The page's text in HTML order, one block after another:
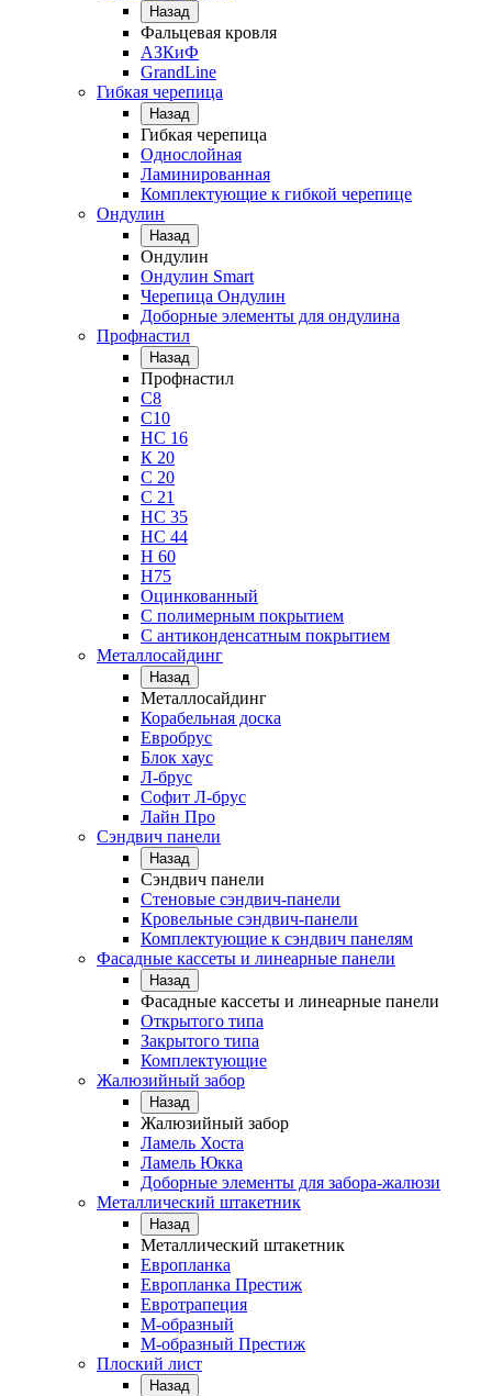
Назад
Фальцевая кровля
АЗКиФ
GrandLine
Гибкая черепица
Назад
Гибкая черепица
Однослойная
Ламинированная
Комплектующие к гибкой черепице
Ондулин
Назад
Ондулин
Ондулин Smart
Черепица Ондулин
Доборные элементы для ондулина
Профнастил
Назад
Профнастил
С8
С10
НС 16
К 20
С 20
С 21
НС 35
НС 44
Н 60
Н75
Оцинкованный
С полимерным покрытием
С антиконденсатным покрытием
Металлосайдинг
Назад
Металлосайдинг
Корабельная доска
Евробрус
Блок хаус
Л-брус
Софит Л-брус
Лайн Про
Сэндвич панели
Назад
Сэндвич панели
Стеновые сэндвич-панели
Кровельные сэндвич-панели
Комплектующие к сэндвич панелям
Фасадные кассеты и линеарные панели
Назад
Фасадные кассеты и линеарные панели
Открытого типа
Закрытого типа
Комплектующие
Жалюзийный забор
Назад
Жалюзийный забор
Ламель Хоста
Ламель Юкка
Доборные элементы для забора-жалюзи
Металлический штакетник
Назад
Металлический штакетник
Европланка
Европланка Престиж
Евротрапеция
М-образный
М-образный Престиж
Плоский лист
Назад